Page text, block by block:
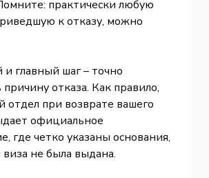
практически любую
к отказу, можно
главный шаг – точно
отказа. Как правило,
отдел при возврате вашего
официальное
где четко указаны основания,
не была выдана.